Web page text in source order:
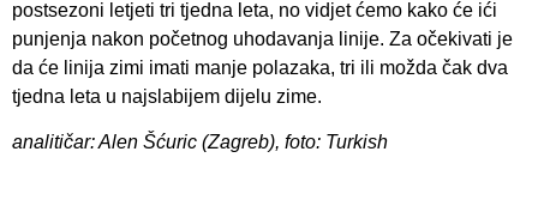
postsezoni letjeti tri tjedna leta, no vidjet ćemo kako će ići
punjenja nakon početnog uhodavanja linije. Za očekivati je
da će linija zimi imati manje polazaka, tri ili možda čak dva
tjedna leta u najslabijem dijelu zime.
analitičar: Alen Šćuric (Zagreb), foto: Turkish